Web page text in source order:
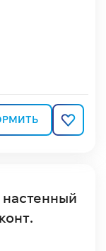
настенный